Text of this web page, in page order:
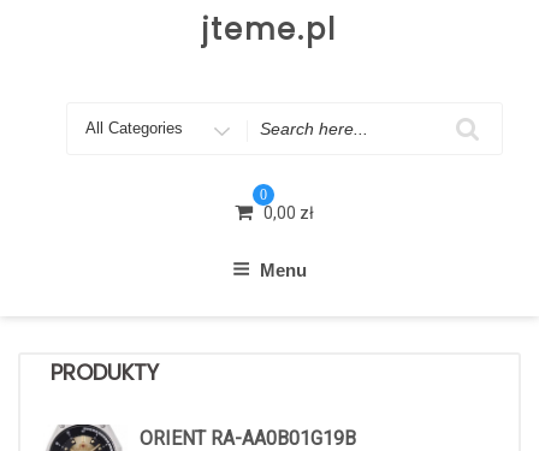
jteme.pl
Search
0
0,00 zł
Menu
PRODUKTY
ORIENT RA-AA0B01G19B